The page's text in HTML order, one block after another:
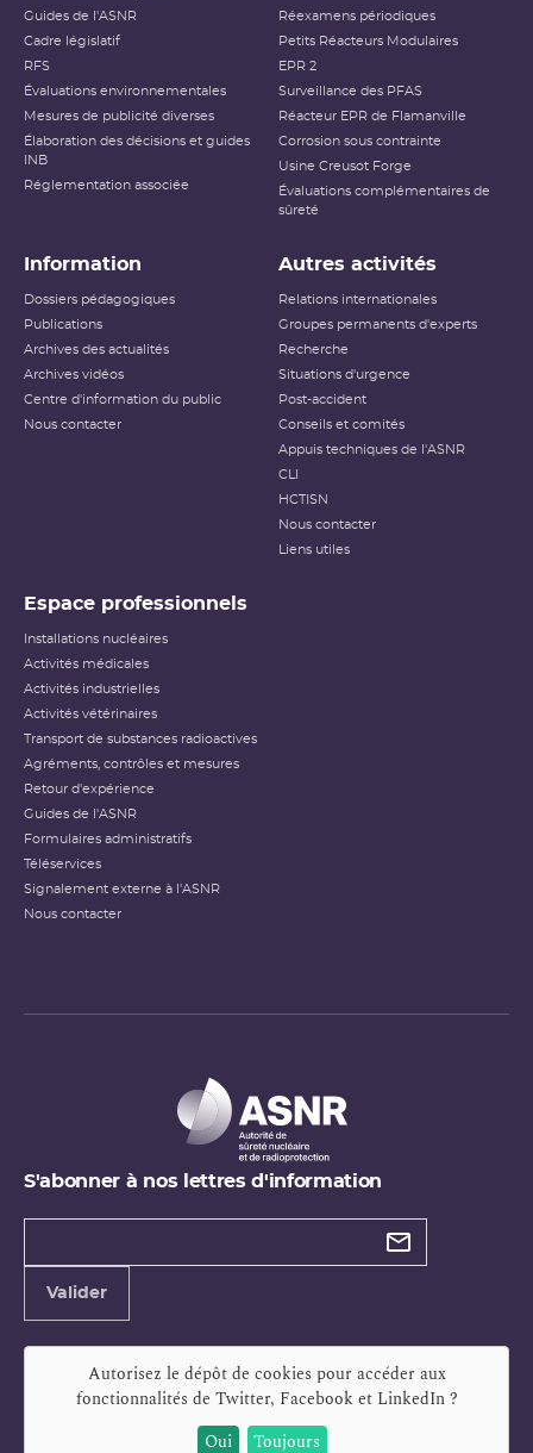
Guides de l'ASNR
Cadre législatif
RFS
Évaluations environnementales
Mesures de publicité diverses
Élaboration des décisions et guides
INB
Réglementation associée
Réexamens périodiques
Petits Réacteurs Modulaires
EPR 2
Surveillance des PFAS
Réacteur EPR de Flamanville
Corrosion sous contrainte
Usine Creusot Forge
Évaluations complémentaires de
sûreté
Information
Dossiers pédagogiques
Publications
Archives des actualités
Archives vidéos
Centre d'information du public
Nous contacter
Autres activités
Relations internationales
Groupes permanents d'experts
Recherche
Situations d'urgence
Post-accident
Conseils et comités
Appuis techniques de l'ASNR
CLI
HCTISN
Nous contacter
Liens utiles
Espace professionnels
Installations nucléaires
Activités médicales
Activités industrielles
Activités vétérinaires
Transport de substances radioactives
Agréments, contrôles et mesures
Retour d'expérience
Guides de l'ASNR
Formulaires administratifs
Téléservices
Signalement externe à l'ASNR
Nous contacter
S'abonner à nos lettres d'information
Types de
Valider
Autorisez le dépôt de cookies pour accéder aux
fonctionnalités de Twitter, Facebook et LinkedIn?
Oui
Toujours